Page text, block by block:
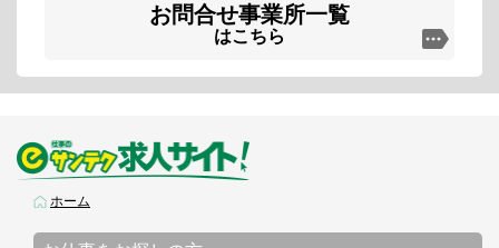
お問合せ事業所一覧
はこちら
ホーム